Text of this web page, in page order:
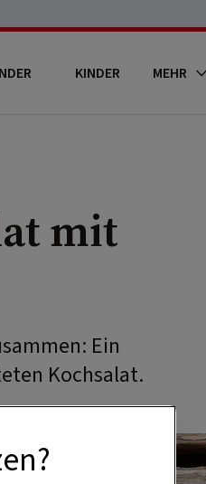
KINDER MEHR
mit
Ein
Kochsalat.